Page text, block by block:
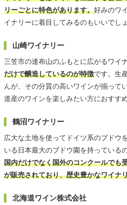
リーごとに特色があります。好みのワ
イナリーに着目してみるのもいいでしょ
山崎ワイナリー
三笠市の達布山のふもとに広がるワイ
だけで醸造しているのが特徴です。生
んが、その分質の高いワインが揃って
道産のワインを楽しみたい方におすす
鶴沼ワイナリー
広大な土地を使ってドイツ系のブドウ
いる日本最大のブドウ園を持っている
国内だけでなく国外のコンクールでも
が販売されており、歴史豊かなワイナ
北海道ワイン株式会社